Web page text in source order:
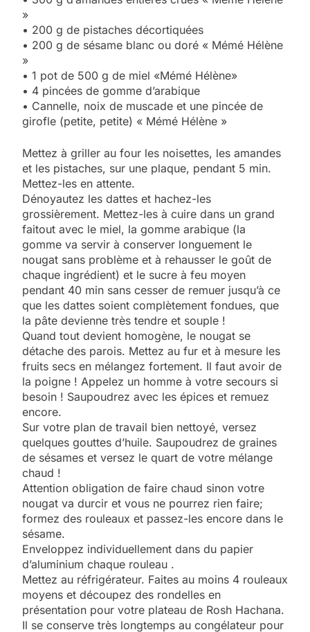
»
• 200 g de pistaches décortiquées
• 200 g de sésame blanc ou doré « Mémé Hélène
»
• 1 pot de 500 g de miel «Mémé Hélène»
• 4 pincées de gomme d’arabique
• Cannelle, noix de muscade et une pincée de
girofle (petite, petite) « Mémé Hélène »
Mettez à griller au four les noisettes, les amandes
et les pistaches, sur une plaque, pendant 5 min.
Mettez-les en attente.
Dénoyautez les dattes et hachez-les
grossièrement. Mettez-les à cuire dans un grand
faitout avec le miel, la gomme arabique (la
gomme va servir à conserver longuement le
nougat sans problème et à rehausser le goût de
chaque ingrédient) et le sucre à feu moyen
pendant 40 min sans cesser de remuer jusqu’à ce
que les dattes soient complètement fondues, que
la pâte devienne très tendre et souple !
Quand tout devient homogène, le nougat se
détache des parois. Mettez au fur et à mesure les
fruits secs en mélangez fortement. Il faut avoir de
la poigne ! Appelez un homme à votre secours si
besoin ! Saupoudrez avec les épices et remuez
encore.
Sur votre plan de travail bien nettoyé, versez
quelques gouttes d’huile. Saupoudrez de graines
de sésames et versez le quart de votre mélange
chaud !
Attention obligation de faire chaud sinon votre
nougat va durcir et vous ne pourrez rien faire;
formez des rouleaux et passez-les encore dans le
sésame.
Enveloppez individuellement dans du papier
d’aluminium chaque rouleau .
Mettez au réfrigérateur. Faites au moins 4 rouleaux
moyens et découpez des rondelles en
présentation pour votre plateau de Rosh Hachana.
Il se conserve très longtemps au congélateur pour
5